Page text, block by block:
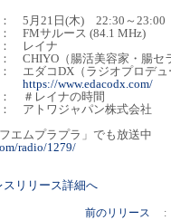
21日(木) 22:30～23:00
ルース (84.1 MHz)
イナ
（腸活美容家・腸セラ
エダコDX（ラジオプロデュ
https://www.edacodx.com/
レイナの時間
ジャパン株式会社
エフエムプラプラ」で
radio/1279/
スリリース詳細へ
前のリリース